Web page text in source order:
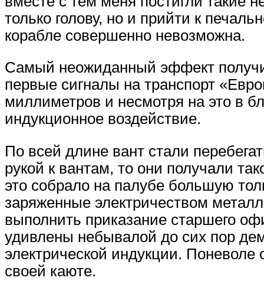
только голову, но и прийти к
корабле совершенно невозможна.
Самый неожиданный эффект
первые сигналы на транспорт
миллиметров и несмотря на это в
индукционное воздействие.
По всей длине вант стали
рукой к вантам, то они получали
это собрало на палубе большую
заряженные электричеством
выполнить приказание старшего
удивлены небывалой до сих пор
электрической индукции.
своей каюте.